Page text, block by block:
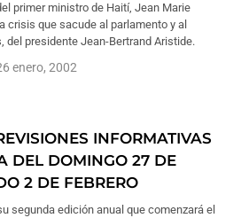
primer ministro de Haití, Jean Marie
crisis que sacude al parlamento y al
del presidente Jean-Bertrand Aristide.
enero, 2002
INFORMATIVAS
DEL DOMINGO 27 DE
2 DE FEBRERO
segunda edición anual que comenzará el